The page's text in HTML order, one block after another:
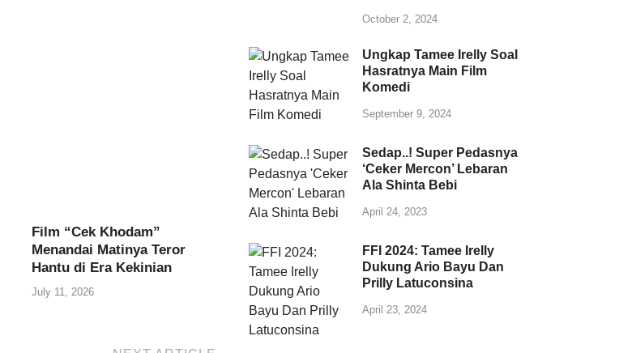
Film “Cek Khodam”
Menandai Matinya Teror
Hantu di Era Kekinian
July 11, 2026
October 2, 2024
Ungkap Tamee Irelly Soal
Hasratnya Main Film
Komedi
September 9, 2024
Sedap..! Super Pedasnya
‘Ceker Mercon’ Lebaran
Ala Shinta Bebi
April 24, 2023
FFI 2024: Tamee Irelly
Dukung Ario Bayu Dan
Prilly Latuconsina
April 23, 2024